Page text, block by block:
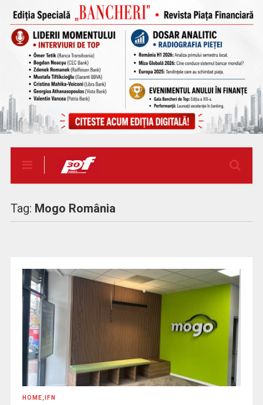
Tag: Mogo România
HOME IFN